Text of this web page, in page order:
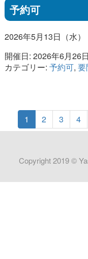
予約可
2026年5月13日（水）
開催日: 2026年6月26日
カテゴリー: 予約可, 要
1 2 3 4
Copyright 2019 ©